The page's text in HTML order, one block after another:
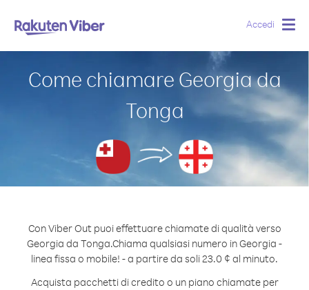
Accedi
Come chiamare Georgia da
Tonga
Con Viber Out puoi effettuare chiamate di qualità verso
Georgia da Tonga.Chiama qualsiasi numero in Georgia -
linea fissa o mobile! - a partire da soli 23.0 ¢ al minuto.
Acquista pacchetti di credito o un piano chiamate per